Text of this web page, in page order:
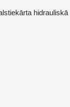
hidrauliskā